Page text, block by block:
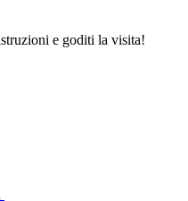
e goditi la visita!